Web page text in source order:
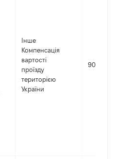
Інше
Компенсація
вартості
проїзду
територією
України
90000